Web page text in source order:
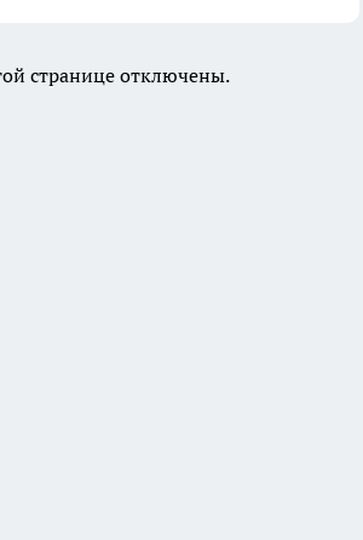
странице отключены.